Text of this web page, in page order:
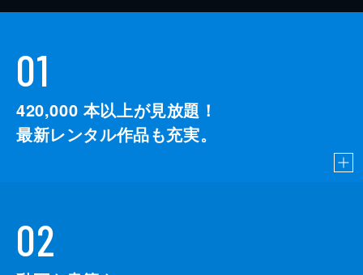
01
420,000 本以上が見放題！
最新レンタル作品も充実。
02